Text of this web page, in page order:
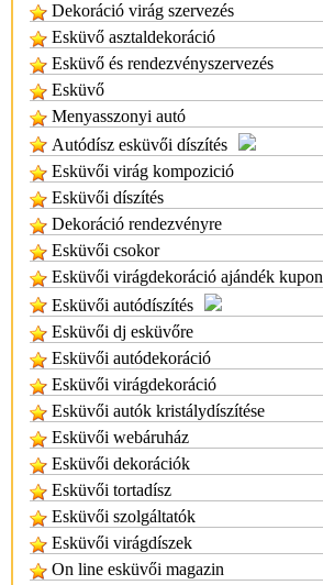
Dekoráció virág szervezés
Esküvő asztaldekoráció
Esküvő és rendezvényszervezés
Esküvő
Menyasszonyi autó
Autódísz esküvői díszítés
Esküvői virág kompozició
Esküvői díszítés
Dekoráció rendezvényre
Esküvői csokor
Esküvői virágdekoráció ajándék kupon
Esküvői autódíszítés
Esküvői dj esküvőre
Esküvői autódekoráció
Esküvői virágdekoráció
Esküvői autók kristálydíszítése
Esküvői webáruház
Esküvői dekorációk
Esküvői tortadísz
Esküvői szolgáltatók
Esküvői virágdíszek
On line esküvői magazin